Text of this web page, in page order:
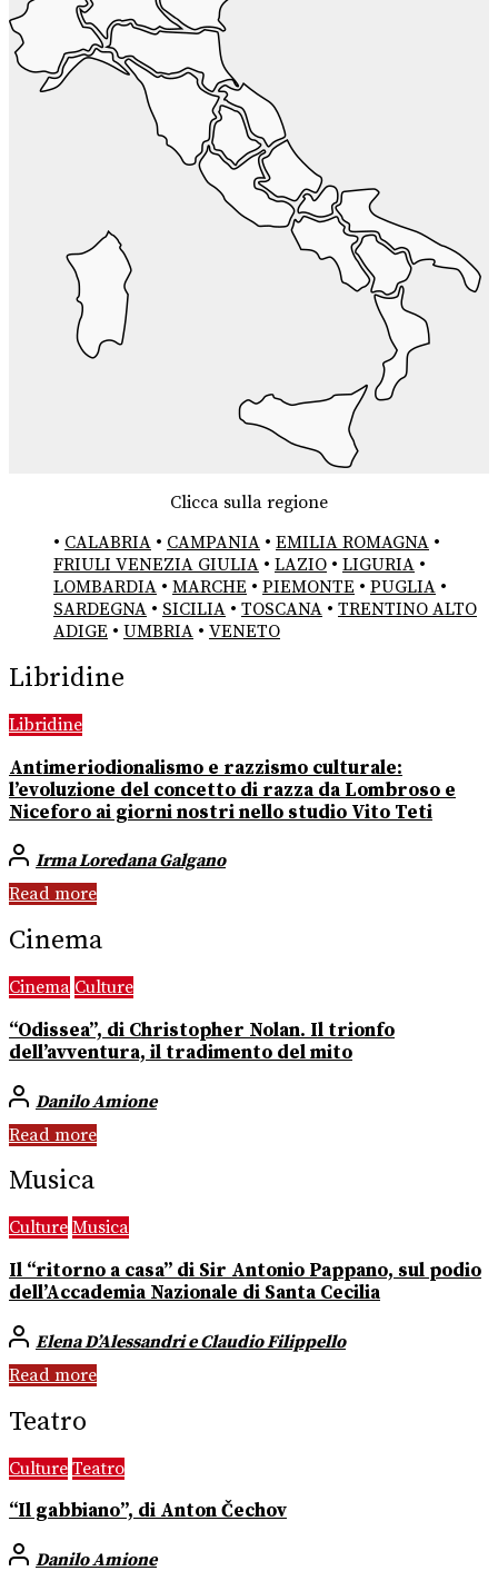
Clicca sulla regione
• CALABRIA • CAMPANIA • EMILIA ROMAGNA •
FRIULI VENEZIA GIULIA • LAZIO • LIGURIA •
LOMBARDIA • MARCHE • PIEMONTE • PUGLIA •
SARDEGNA • SICILIA • TOSCANA • TRENTINO ALTO
ADIGE • UMBRIA • VENETO
Libridine
Libridine
Antimeriodionalismo e razzismo culturale:
l’evoluzione del concetto di razza da Lombroso e
Niceforo ai giorni nostri nello studio Vito Teti
Irma Loredana Galgano
Read more
Cinema
Cinema Culture
“Odissea”, di Christopher Nolan. Il trionfo
dell’avventura, il tradimento del mito
Danilo Amione
Read more
Musica
Culture Musica
Il “ritorno a casa” di Sir Antonio Pappano, sul podio
dell’Accademia Nazionale di Santa Cecilia
Elena D’Alessandri e Claudio Filippello
Read more
Teatro
Culture Teatro
“Il gabbiano”, di Anton Čechov
Danilo Amione